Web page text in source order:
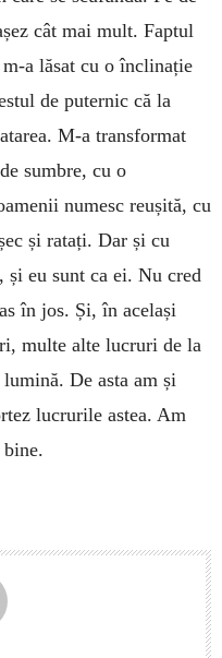
cât mai mult. Faptul
a lăsat cu o înclinație
de puternic că la
M-a transformat
sumbre, cu o
numesc reușită, cu
și ratați. Dar și cu
și eu sunt ca ei. Nu cred
în jos. Și, în același
multe alte lucruri de la
De asta am și
lucrurile astea. Am